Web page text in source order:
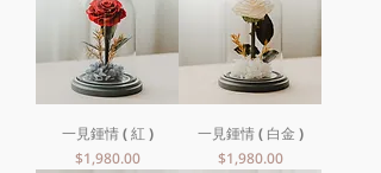
一見鍾情 ( 紅 )
價格
$1,980.00
一見鍾情 ( 白金 )
價格
$1,980.00